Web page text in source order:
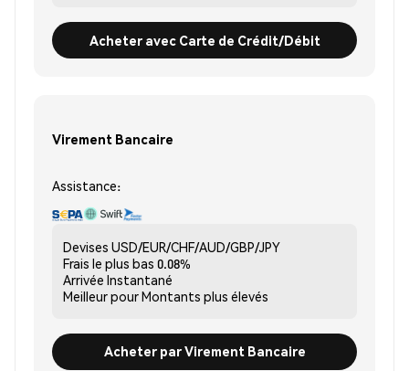
Acheter avec Carte de Crédit/Débit
Virement Bancaire
Assistance:
Devises USD/EUR/CHF/AUD/GBP/JPY
Frais le plus bas 0.08%
Arrivée Instantané
Meilleur pourMontants plus élevés
Acheter par Virement Bancaire